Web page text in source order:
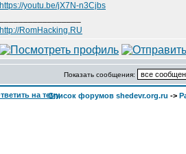
https://youtu.be/jX7N-n3Cjbs
http://RomHacking.RU
Показать сообщения:
Список форумов shedevr.org.ru ->